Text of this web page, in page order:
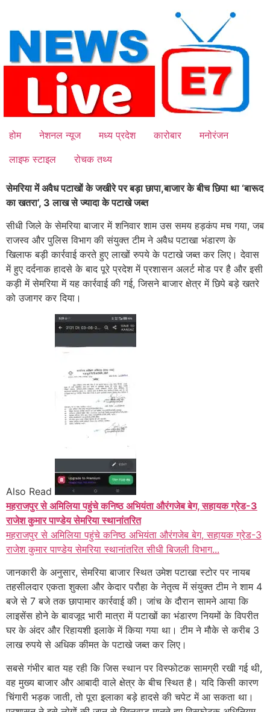
content
होम नेशनल न्यूज मध्य प्रदेश कारोबार
मनोरंजन
लाइफ स्टाइल
रोचक तथ्य
सेमरिया में अवैध पटाखों के जखीरे पर बड़ा छापा,बाजार के बीच छिपा था ‘बारूद
का खतरा’, 3 लाख से ज्यादा के पटाखे जब्त
सीधी जिले के सेमरिया बाजार में शनिवार शाम उस समय हड़कंप मच गया, जब
राजस्व और पुलिस विभाग की संयुक्त टीम ने अवैध पटाखा भंडारण के
खिलाफ बड़ी कार्रवाई करते हुए लाखों रुपये के पटाखे जब्त कर लिए। देवास
में हुए दर्दनाक हादसे के बाद पूरे प्रदेश में प्रशासन अलर्ट मोड पर है और इसी
कड़ी में सेमरिया में यह कार्रवाई की गई, जिसने बाजार क्षेत्र में छिपे बड़े खतरे
को उजागर कर दिया।
Also Read
महराजपुर से अमिलिया पहुंचे कनिष्ठ अभियंता औरंगजेब बेग, सहायक ग्रेड-3
राजेश कुमार पाण्डेय सेमरिया स्थानांतरित
महराजपुर से अमिलिया पहुंचे कनिष्ठ अभियंता औरंगजेब बेग, सहायक ग्रेड-3
राजेश कुमार पाण्डेय सेमरिया स्थानांतरित सीधी बिजली विभाग...
जानकारी के अनुसार, सेमरिया बाजार स्थित उमेश पटाखा स्टोर पर नायब
तहसीलदार एकता शुक्ला और केदार परौहा के नेतृत्व में संयुक्त टीम ने शाम 4
बजे से 7 बजे तक छापामार कार्रवाई की। जांच के दौरान सामने आया कि
लाइसेंस होने के बावजूद भारी मात्रा में पटाखों का भंडारण नियमों के विपरीत
घर के अंदर और रिहायशी इलाके में किया गया था। टीम ने मौके से करीब 3
लाख रुपये से अधिक कीमत के पटाखे जब्त कर लिए।
सबसे गंभीर बात यह रही कि जिस स्थान पर विस्फोटक सामग्री रखी गई थी,
वह मुख्य बाजार और आबादी वाले क्षेत्र के बीच स्थित है। यदि किसी कारण
चिंगारी भड़क जाती, तो पूरा इलाका बड़े हादसे की चपेट में आ सकता था।